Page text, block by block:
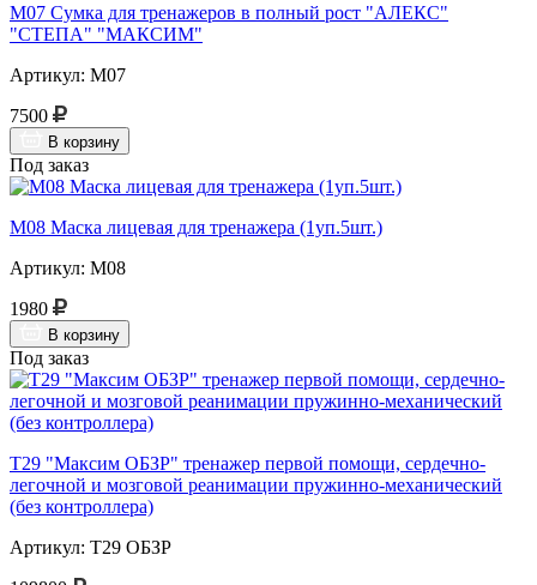
М07 Сумка для тренажеров в полный рост "АЛЕКС"
"СТЕПА" "МАКСИМ"
Артикул: М07
7500
В корзину
Под заказ
М08 Маска лицевая для тренажера (1уп.5шт.)
Артикул: М08
1980
В корзину
Под заказ
Т29 "Максим ОБЗР" тренажер первой помощи, сердечно-
легочной и мозговой реанимации пружинно-механический
(без контроллера)
Артикул: Т29 ОБЗР